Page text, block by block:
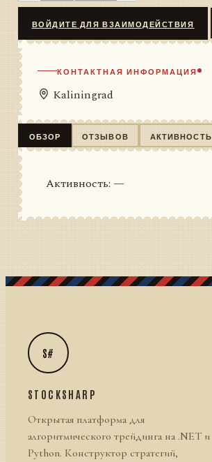
ВОЙДИТЕ ДЛЯ ВЗАИМОДЕЙСТВИЯ
КОНТАКТНАЯ ИНФОРМАЦИЯ
Kaliningrad
ОБЗОР ОТЗЫВОВ АКТИВНОСТЬ
Активность: —
S#
STOCKSHARP
Открытая платформа для
алгоритмического трейдинга на .NET и
Python. Конструктор стратегий,